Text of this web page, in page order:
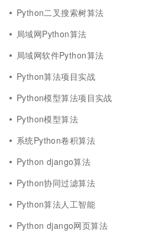
Python二叉搜索树算法
局域网Python算法
局域网软件Python算法
Python算法项目实战
Python模型算法项目实战
Python模型算法
系统Python卷积算法
Python django算法
Python协同过滤算法
Python算法人工智能
Python django网页算法